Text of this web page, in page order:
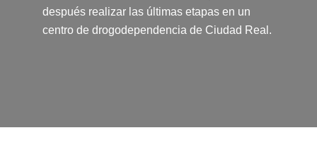
después realizar las últimas etapas en un
centro de drogodependencia de Ciudad Real.